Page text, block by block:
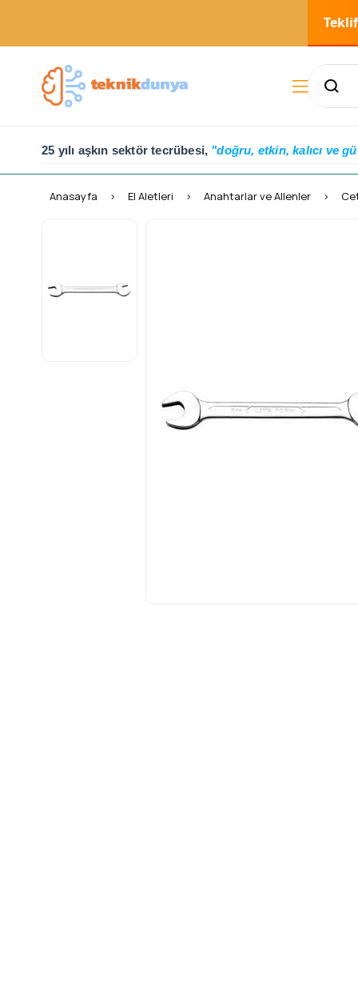
25 yılı aşkın sektör tecrübesi, "doğru, etkin, kalıcı ve
Anasayfa El Aletleri Anahtarlar ve Allenler